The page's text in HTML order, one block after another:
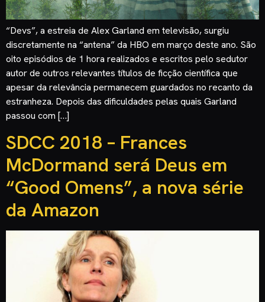
“Devs”, a estreia de Alex Garland em televisão, surgiu
discretamente na “antena” da HBO em março deste ano. São
oito episódios de 1 hora realizados e escritos pelo sedutor
autor de outros relevantes títulos de ficção científica que
apesar da relevância permanecem guardados no recanto da
estranheza. Depois das dificuldades pelas quais Garland
passou com […]
SDCC 2018 – Frances
McDormand será Deus em
“Good Omens”, a nova série
da Amazon